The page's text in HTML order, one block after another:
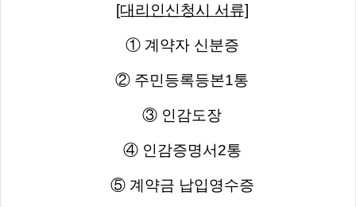
[대리인신청시 서류]
① 계약자 신분증
② 주민등록등본1통
③ 인감도장
④ 인감증명서2통
⑤ 계약금 납입영수증